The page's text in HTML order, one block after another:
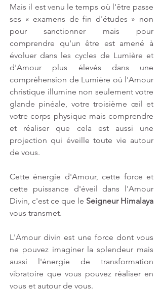
Mais il est venu le temps où l'être passe
ses « examens de fin d'études » non
pour sanctionner mais pour
comprendre qu'un être est amené à
évoluer dans les cycles de Lumière et
d'Amour plus élevés dans une
compréhension de Lumière où l'Amour
christique illumine non seulement votre
glande pinéale, votre troisième œil et
votre corps physique mais comprendre
et réaliser que cela est aussi une
projection qui éveille toute vie autour
de vous.
Cette énergie d'Amour, cette force et
cette puissance d'éveil dans l'Amour
Divin, c'est ce que le Seigneur Himalaya
vous transmet.
L'Amour divin est une force dont vous
ne pouvez imaginer la splendeur mais
aussi l'énergie de transformation
vibratoire que vous pouvez réaliser en
vous et autour de vous.